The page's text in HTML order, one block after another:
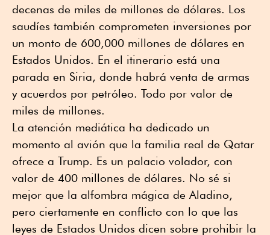
decenas de miles de millones de dólares. Los
saudíes también comprometen inversiones por
un monto de 600,000 millones de dólares en
Estados Unidos. En el itinerario está una
parada en Siria, donde habrá venta de armas
y acuerdos por petróleo. Todo por valor de
miles de millones.
La atención mediática ha dedicado un
momento al avión que la familia real de Qatar
ofrece a Trump. Es un palacio volador, con
valor de 400 millones de dólares. No sé si
mejor que la alfombra mágica de Aladino,
pero ciertamente en conflicto con lo que las
leyes de Estados Unidos dicen sobre prohibir la